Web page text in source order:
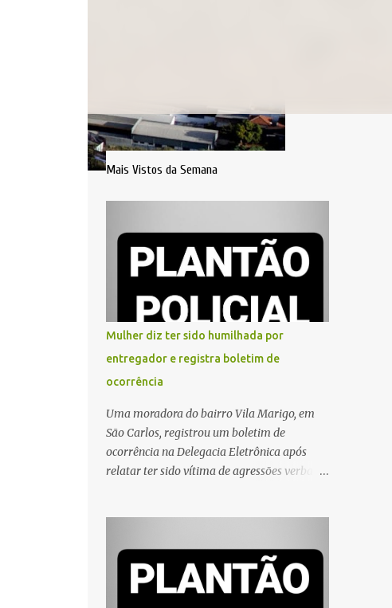
Mais Vistos da Semana
Mulher diz ter sido humilhada por
entregador e registra boletim de
ocorrência
Uma moradora do bairro Vila Marigo, em
São Carlos, registrou um boletim de
ocorrência na Delegacia Eletrônica após
relatar ter sido vítima de agressões verbais
feira (31). A mulher afirmou que o
entregador teria acionado o interfone de
forma equivocada e, em seguida, passou a